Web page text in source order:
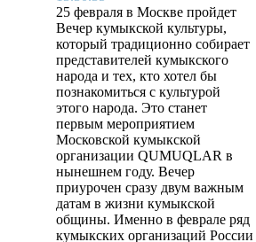
25 февраля в Москве пройдет
Вечер кумыкской культуры,
который традиционно собирает
представителей кумыкского
народа и тех, кто хотел бы
познакомиться с культурой
этого народа. Это станет
первым мероприятием
Московской кумыкской
организации QUMUQLAR в
нынешнем году. Вечер
приурочен сразу двум важным
датам в жизни кумыкской
общины. Именно в феврале ряд
кумыкских организаций России